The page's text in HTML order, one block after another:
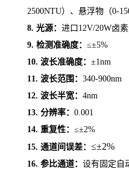
2500NTU）、 悬浮物（0-
8. 光源： 进口12V/20W卤
9. 检测准确度： ≤±5%
10. 波长准确度： ±1nm
11. 波长范围： 340-900nm
12. 波长半宽： 4nm
13. 分辨率： 0.001
14. 重复性： ≤±2%
15. 通道间误差： ≤±2%
16. 参比通道： 设有固定自